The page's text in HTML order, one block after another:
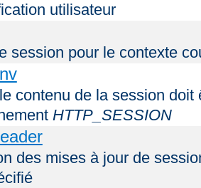
utilisateur
session pour le contexte
contenu de la session
HTTP_SESSION
des mises à jour de